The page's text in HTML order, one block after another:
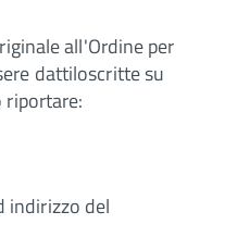
all'Ordine per
dattiloscritte su
indirizzo del